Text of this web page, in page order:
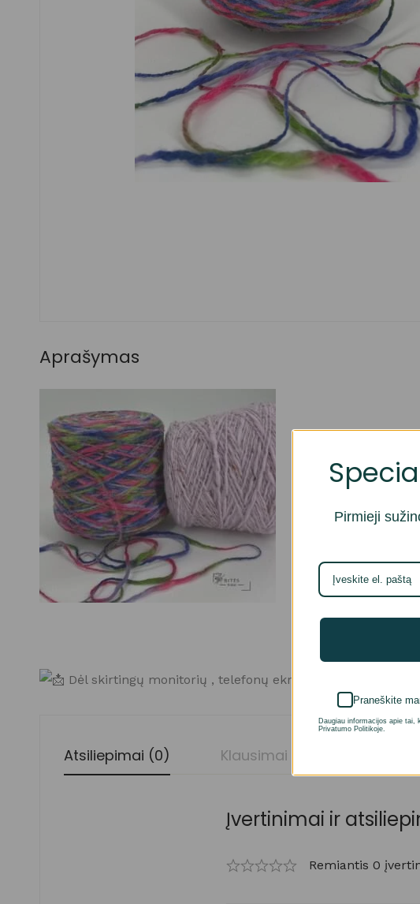
Aprašymas
Dėl skirtingų monitorių , telefonų ekranų raiškos , prekės
Atsiliepimai (0) Klausimai
Įvertinimai ir
Remiantis 0
Pirmieji
Praneškite
Daugiau informacijos apie tai,
Privatumo Politikoje.